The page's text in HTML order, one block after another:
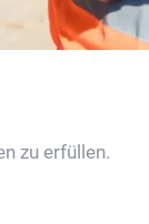
zu erfüllen.